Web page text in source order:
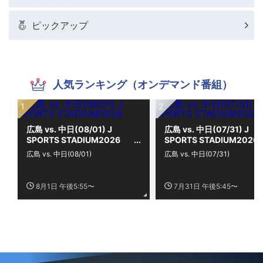
ピックアップ
人気ランキング（オンデマンド番組）
広島 vs. 中日(08/01) J
SPORTS STADIUM2026
8月1日 午後5:55〜
広島 vs. 中日(08/01)
広島 vs. 中日(07/31) J
SPORTS STADIUM2026
7月31日 午後5:45〜
広島 vs. 中日(07/31)